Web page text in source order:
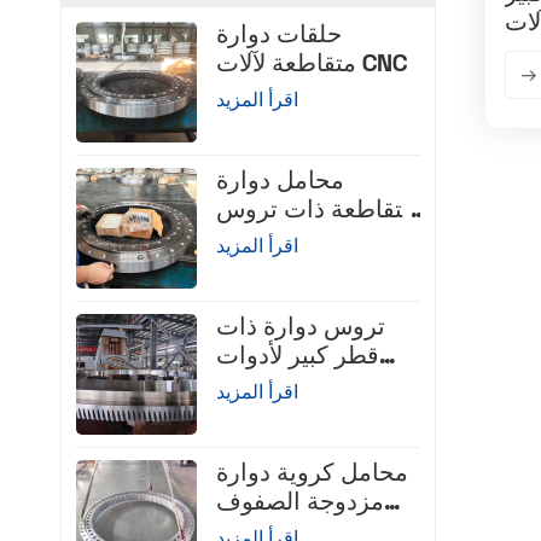
حلقات دوارة
متقاطعة لآلات CNC
اقرأ المزيد
محامل دوارة
متقاطعة ذات تروس
داخلية
اقرأ المزيد
تروس دوارة ذات
قطر كبير لأدوات
الآلات
اقرأ المزيد
محامل كروية دوارة
مزدوجة الصفوف
ذات قطر متماثل